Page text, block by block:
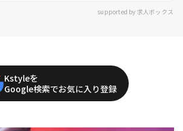
supported by 求人ボックス
Kstyleを
Google検索でお気に入り登録